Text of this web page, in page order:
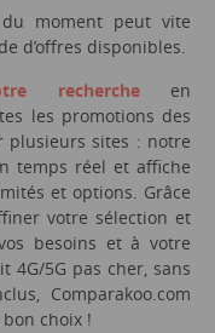
moment peut vite
d’offres disponibles.
rechercheen
les promotions des
plusieurs sites : notre
temps réel et affiche
et options. Grâce
votre sélection et
besoins et à votre
4G/5G pas cher, sans
Comparakoo.com
choix !